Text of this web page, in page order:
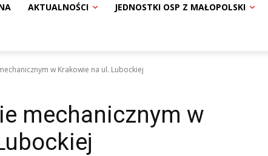
AKTUALNOŚCI JEDNOSTKI OSP Z MAŁOPOLSKI
w Krakowie na ul. Lubockiej
mechanicznym w